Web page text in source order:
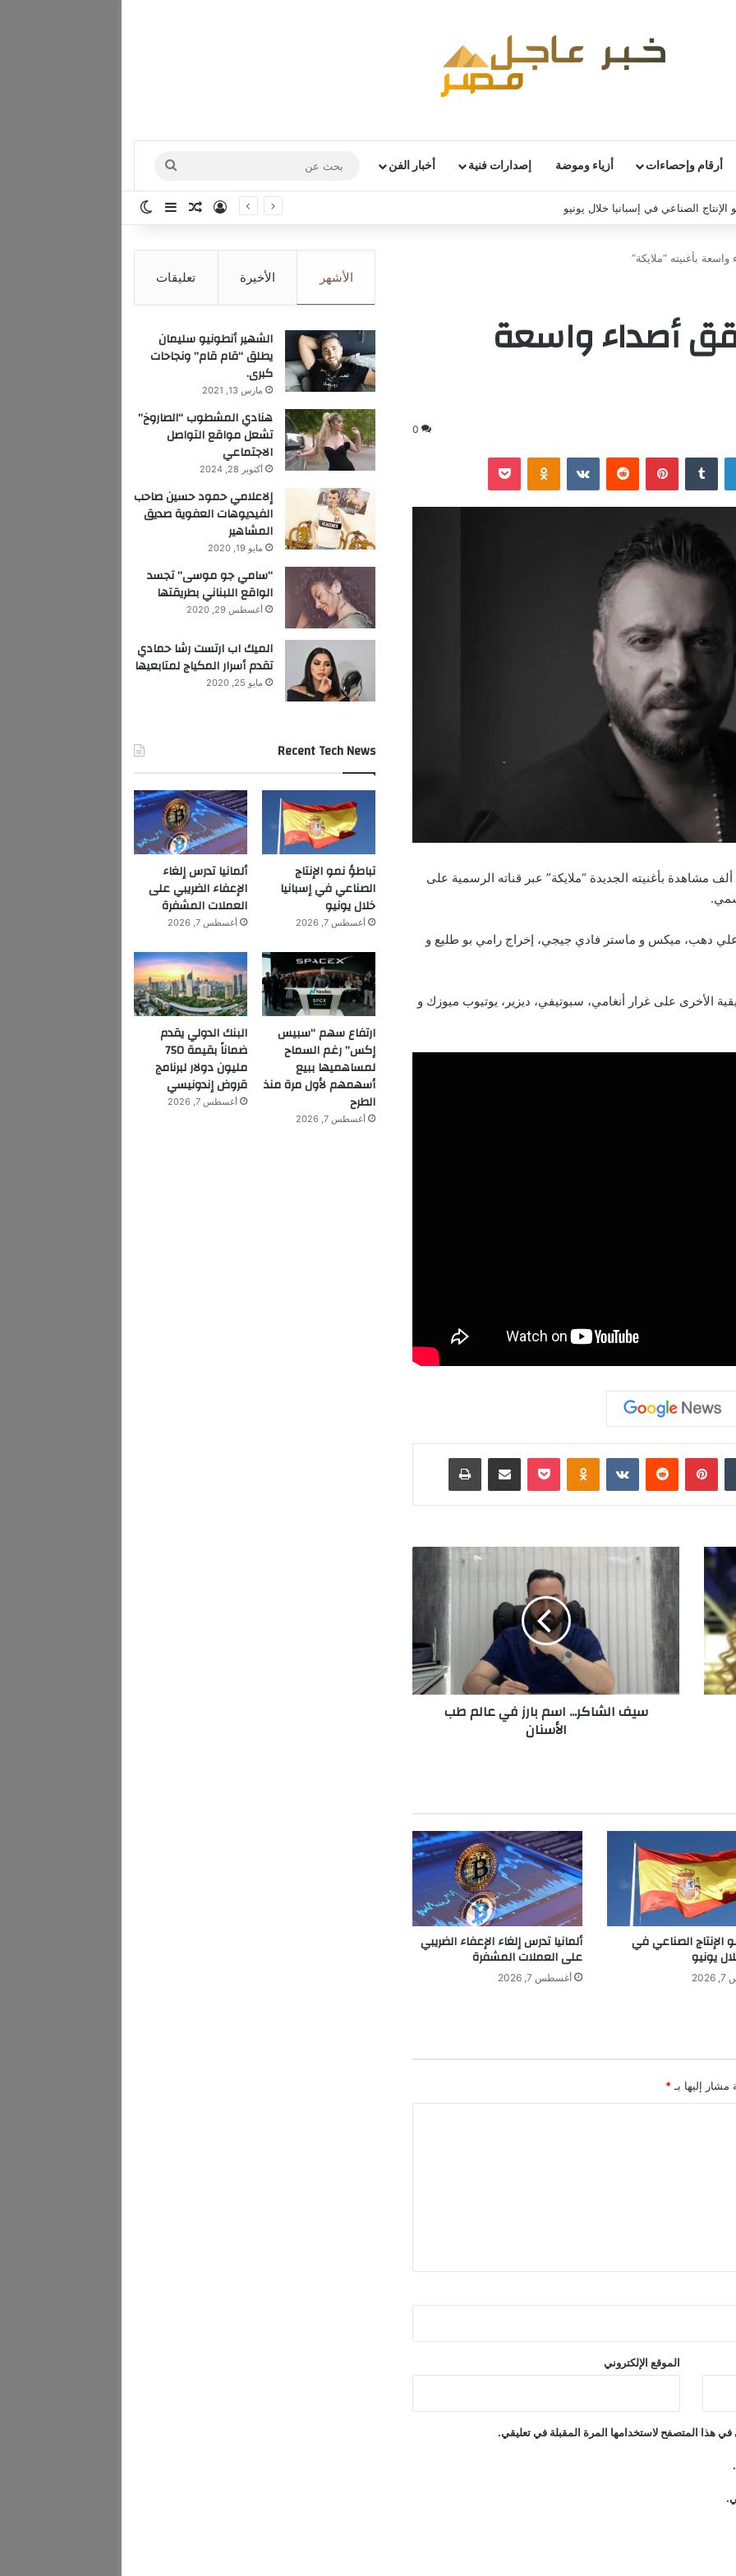
أرقام وإحصاءات أزياء وموضة إصدارات فنية أخبار الفن
عن
الإنتاج الصناعي في إسبانيا خلال يونيو تسجيل الدخول
مقال عشوائي
إضافة عمود جانبي
بأغنيته “ملايكة”
أصداء واسعة
0
لينكدإن ‏Tumblr بينتيريست ‏Reddit
‏VKontakte
Odnoklassniki
‫Pocket
نجح الفنان فارس اسكندر في تخطي عتبة 200 ألف مشاهدة بأغنيته الجديدة “ملايكة” عبر قناته الرسمية على
علي دهب، ميكس و ماستر فادي جيجي، إخراج رامي بو طليع و
الأخرى على غرار أنغامي، سبوتيفي، ديزير، يوتيوب ميوزك و
‏Tumblr بينتيريست ‏Reddit
‏VKontakte
Odnoklassniki
‫Pocket مشاركة عبر البريد طباعة
س
ر
ب
ا
ز
ف
ي
ا
ن
ا
سيف الشاكر... اسم بارز في عالم طب
الأسنان
الإنتاج الصناعي في
يونيو
ألمانيا تدرس إلغاء الإعفاء الضريبي
على العملات المشفرة
أغسطس 7, 2026
مشار إليها بـ*
الموقع الإلكتروني
هذا المتصفح لاستخدامها المرة المقبلة في تعليقي.
الأشهر الأخيرة تعليقات
الشهير أنطونيو سليمان
يطلق “قام قام” ونجاحات
كبرى.
مارس 13, 2021
هنادي المشطوب “الصاروخ”
تشعل مواقع التواصل
الاجتماعي
أكتوبر 28, 2024
إلاعلامي حمود حسين صاحب
الفيديوهات العفوية صديق
المشاهير
مايو 19, 2020
“سامي جو موسى” تجسد
الواقع اللبناني بطريقتها
أغسطس 29, 2020
الميك اب ارتست رشا حمادي
تقدم أسرار المكياج لمتابعيها
مايو 25, 2020
Recent Tech News
تباطؤ نمو الإنتاج
الصناعي في إسبانيا
خلال يونيو
أغسطس 7, 2026
ألمانيا تدرس إلغاء
الإعفاء الضريبي على
العملات المشفرة
أغسطس 7, 2026
ارتفاع سهم “سبيس
إكس” رغم السماح
لمساهميها ببيع
أسهمهم لأول مرة منذ
الطرح
أغسطس 7, 2026
البنك الدولي يقدم
ضماناً بقيمة 750
مليون دولار لبرنامج
قروض إندونيسي
أغسطس 7, 2026